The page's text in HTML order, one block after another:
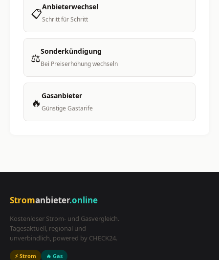
📋Anbieterwechsel
Schritt für Schritt
⚖️Sonderkündigung
Bei Preiserhöhung wechseln
🔥 Gasanbieter
Günstige Gastarife
Stromanbieter.online
Kostenloser Strom- und Gasvergleich.
Tagesaktuell, regional und
unverbindlich, powered by CHECK24.
⚡ Strom 🔥 Gas